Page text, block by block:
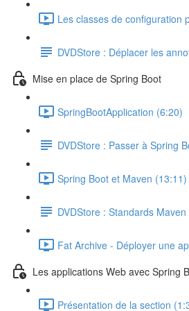
Les classes de configuration
DVDStore : Déplacer les
Mise en place de Spring Boot
SpringBootApplication (6:20)
DVDStore : Passer à Spring
Spring Boot et Maven (13:11)
DVDStore : Standards Maven
Fat Archive - Déployer une
Les applications Web avec Spring
Présentation de la section